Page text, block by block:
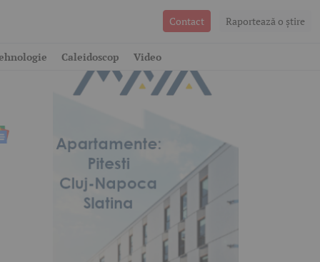
Contact Raportează o ştire
Caleidoscop Video